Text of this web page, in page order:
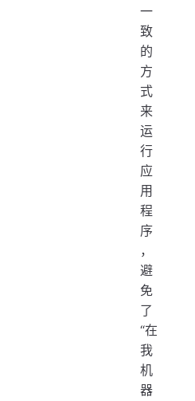
一
致
的
方
式
来
运
行
应
用
程
序
，
避
免
了
“在
我
机
器